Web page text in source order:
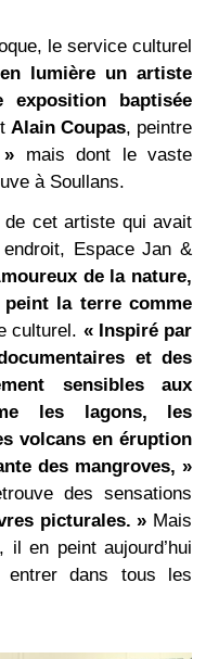
le service culturel
lumière un artiste
exposition baptisée
Alain Coupas, peintre
mais dont le vaste
à Soullans.
de cet artiste qui avait
Espace Jan &
de la nature,
la terre comme
culturel. « Inspiré par
et des
sensibles aux
les lagons, les
volcans en éruption
des mangroves, »
des sensations
picturales. » Mais
en peint aujourd’hui
dans tous les